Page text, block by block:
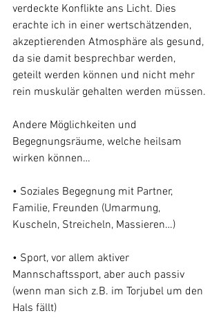
verdeckte Konflikte ans Licht. Dies
erachte ich in einer wertschätzenden,
akzeptierenden Atmosphäre als gesund,
da sie damit besprechbar werden,
geteilt werden können und nicht mehr
rein muskulär gehalten werden müssen.
Andere Möglichkeiten und
Begegnungsräume, welche heilsam
wirken können…
• Soziales Begegnung mit Partner,
Familie, Freunden (Umarmung,
Kuscheln, Streicheln, Massieren…)
• Sport, vor allem aktiver
Mannschaftssport, aber auch passiv
(wenn man sich z.B. im Torjubel um den
Hals fällt)